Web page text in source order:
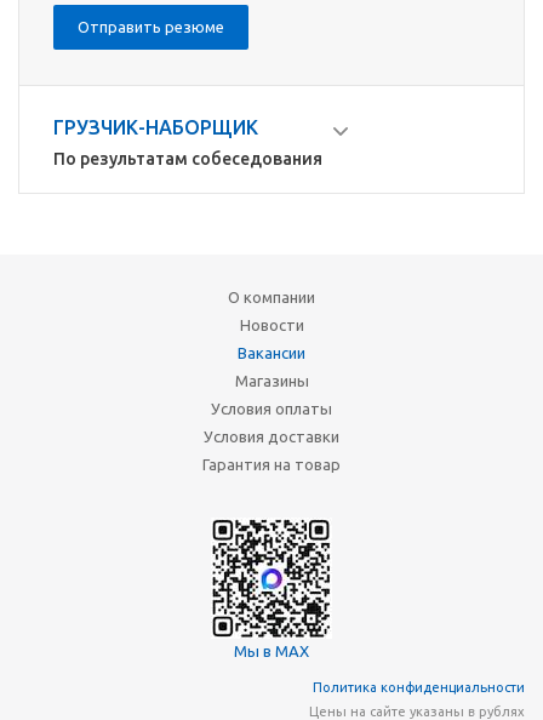
Отправить резюме
ГРУЗЧИК-НАБОРЩИК
По результатам собеседования
О компании
Новости
Вакансии
Магазины
Условия оплаты
Условия доставки
Гарантия на товар
Мы в MAX
Политика конфиденциальности
Цены на сайте указаны в рублях